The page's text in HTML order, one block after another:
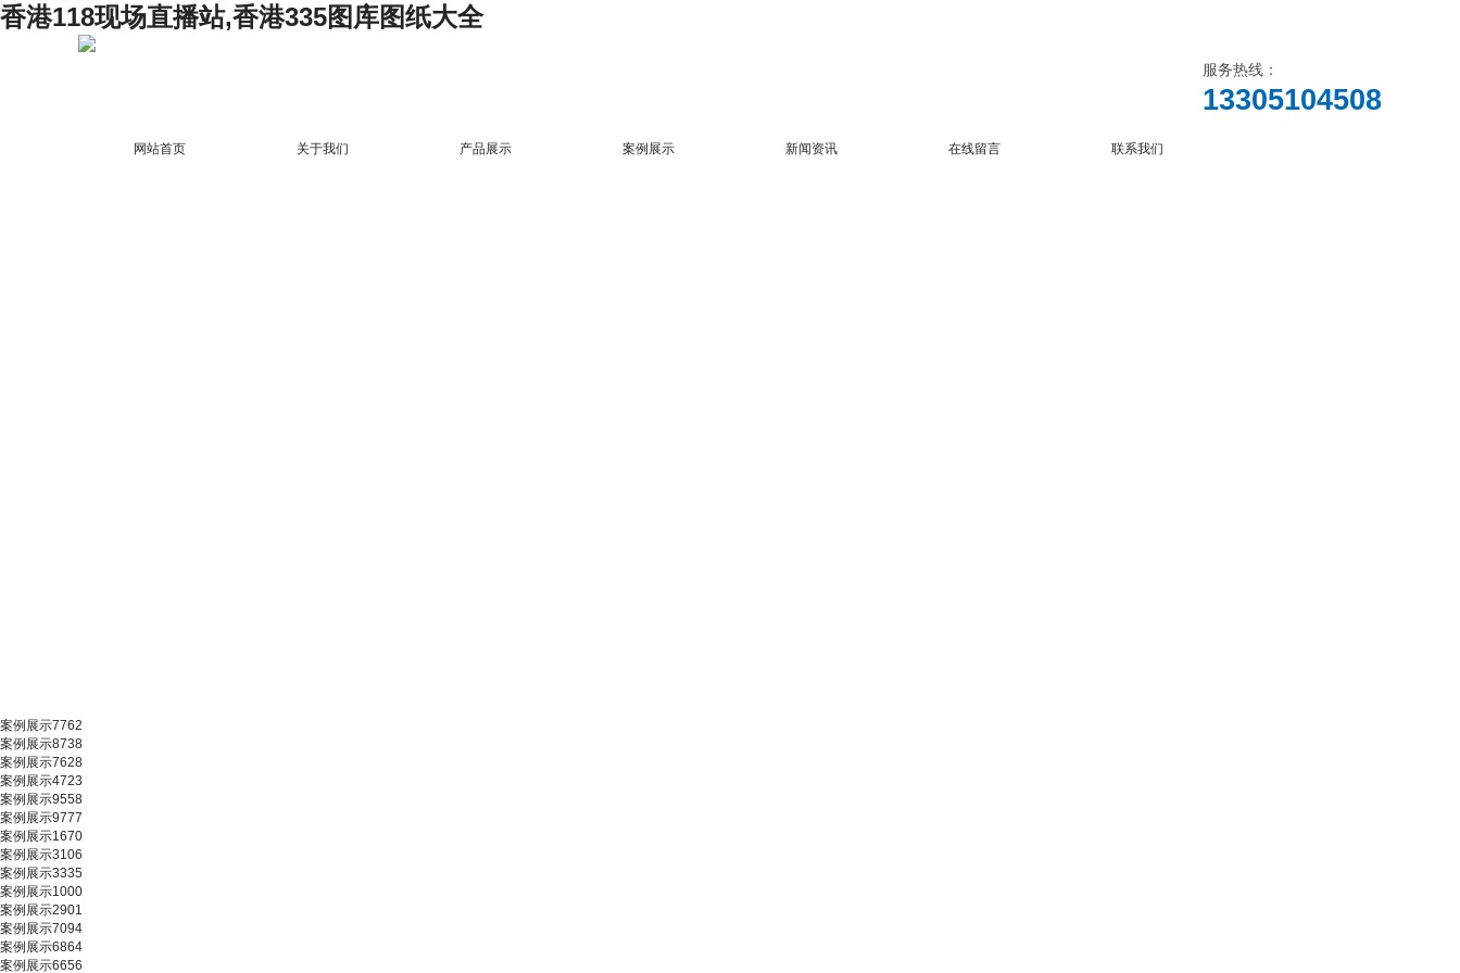
香港118现场直播站,香港335图库图纸大全
服务热线：
13305104508
网站首页 关于我们 产品展示 案例展示 新闻资讯 在线留言 联系我们
案例展示7762
案例展示8738
案例展示7628
案例展示4723
案例展示9558
案例展示9777
案例展示1670
案例展示3106
案例展示3335
案例展示1000
案例展示2901
案例展示7094
案例展示6864
案例展示6656